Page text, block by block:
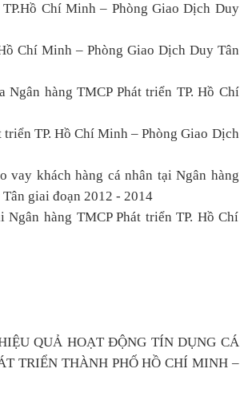
Chí Minh – Phòng Giao Dịch Duy
Chí Minh – Phòng Giao Dịch Duy Tân
hàng TMCP Phát triển TP. Hồ Chí
TP. Hồ Chí Minh – Phòng Giao Dịch
khách hàng cá nhân tại Ngân hàng
giai đoạn 2012 - 2014
hàng TMCP Phát triển TP. Hồ Chí
QUẢ HOẠT ĐỘNG TÍN DỤNG CÁ
TRIỂN THÀNH PHỐ HỒ CHÍ MINH –